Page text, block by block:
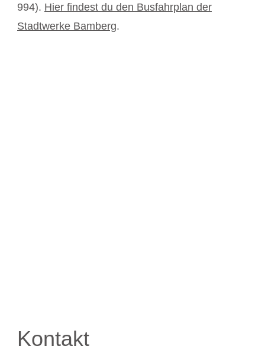
994). Hier findest du den Busfahrplan der
Stadtwerke Bamberg.
Kontakt